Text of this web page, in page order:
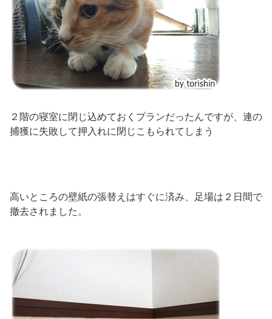
２階の寝室に閉じ込めておくプランだったんですが、連の
捕獲に失敗して押入れに閉じこもられてしまう
高いところの壁紙の張替えはすぐに済み、足場は２日間で
撤去されました。